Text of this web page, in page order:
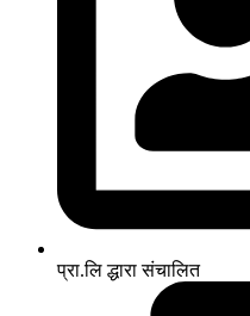
प्रा.लि द्धारा संचालित